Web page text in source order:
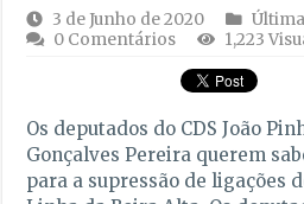
3 de Junho de 2020
0 Comentários
1,223
Os deputados do CDS João
Gonçalves Pereira querem
para a supressão de ligações